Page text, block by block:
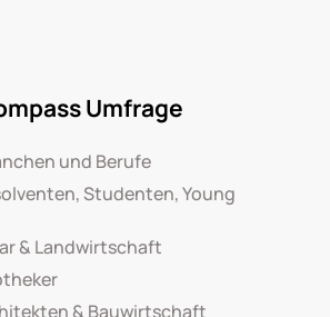
Umfrage
und Berufe
Studenten, Young
& Landwirtschaft
& Bauwirtschaft